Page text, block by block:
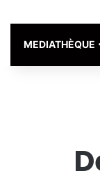
MEDIATHÈQUE